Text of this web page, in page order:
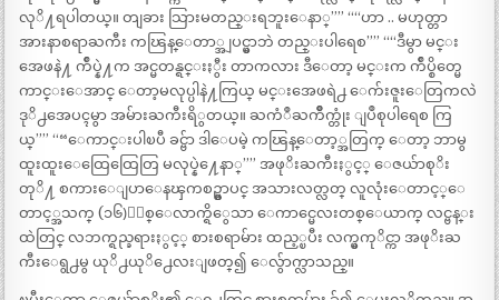
လုိ႔ရပါတယ္။ တျခား သြားမတည္းရဘူးေနာ္”” ““ဟာ .. မဟုတ္တာ
အားနာစရာႀကီး ကၽြန္ေတာ္အျပင္မွာဘဲ တည္းပါရေစ”” ““ဒီမွာ မင္း
အေဖနဲ႔ က်ဳပ္နဲ႔က အင္မတန္ရင္းႏွီး တာကလား ဒီေတာ့ မင္းက က်ဳပ္စိတ္မေ
ကာင္းေအာင္ ေတာ့မလုပ္ပါနဲ႔ကြယ္ မင္းအေဖရဲ႕ ေက်းဇူးေတြကလဲ
ဒုိ႕အေပၚမွာ အမ်ားႀကီးရိွတယ္။ ႀကံဳႀကိဳက္တုံး ျပဳစုပါရေစ ကြ
ယ္”” ““ေကာင္းပါၿပီ ခင္ဗ်ာ ဒါေပမဲ့ ကၽြန္ေတာ့္အတြက္ ေတာ့ ဘာမွ
ထူးထူးေထြေထြေတြ မလုပ္နဲ႔ေနာ္”” အဖုိးႀကီးႏွင့္ ေဇယ်ာစုိး
တုိ႔ စကားေျပာေနၾကစဥ္မွာပင္ အသားလတ္လတ္ လူလုံးေတာင့္ေ
တာင့္အသက္ (၁၆)ႏွစ္ေလာက္ရိွေသာ ေကာင္မေလးတစ္ေယာက္ လင္ဗန္း
ထဲတြင္ လဘက္ရည္ခရားႏွင့္ စားစရာမ်ား ထည့္ၿပီး လက္မွကုိင္ကာ အဖုိးႀ
ကီးေရွ႕မွ ယုိ႕ယုိ႕ေလးျဖတ္၍ ေလွ်ာက္လာသည္။